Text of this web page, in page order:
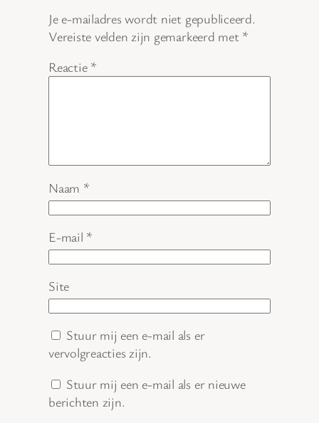
Je e-mailadres wordt niet gepubliceerd.
Vereiste velden zijn gemarkeerd met *
Reactie *
Naam *
E-mail *
Site
Stuur mij een e-mail als er
vervolgreacties zijn.
Stuur mij een e-mail als er nieuwe
berichten zijn.